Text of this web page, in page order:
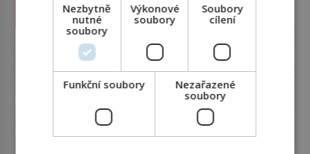
Nezbytně
nutné
soubory
Výkonové
soubory
Soubory
cílení
Funkční soubory
Nezařazené
soubory